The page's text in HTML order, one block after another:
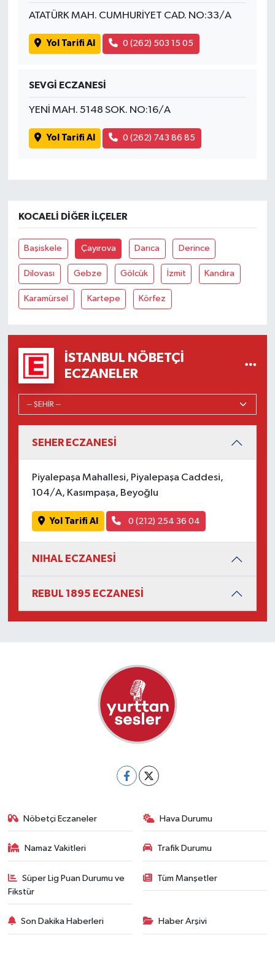
ATATÜRK MAH. CUMHURİYET CAD. NO:33/A
Yol Tarifi Al 0 (262) 503 15 05
SEVGİ ECZANESİ
YENİ MAH. 5148 SOK. NO:16/A
Yol Tarifi Al 0 (262) 743 86 85
KOCAELI DIĞER İLÇELER
Başiskele Çayırova Darıca Derince
Dilovası Gebze Gölcük İzmit Kandıra
Karamürsel Kartepe Körfez
İSTANBUL NÖBETÇI
ECZANELER
SEHER ECZANESİ
Piyalepaşa Mahallesi, Piyalepaşa Caddesi,
104/A, Kasımpaşa, Beyoğlu
Yol Tarifi Al 0 (212) 254 36 04
NIHAL ECZANESİ
REBUL 1895 ECZANESİ
Nöbetçi Eczaneler Hava Durumu
Namaz Vakitleri Trafik Durumu
Süper Lig Puan Durumu ve
Fikstür
Tüm Manşetler
Son Dakika Haberleri Haber Arşivi